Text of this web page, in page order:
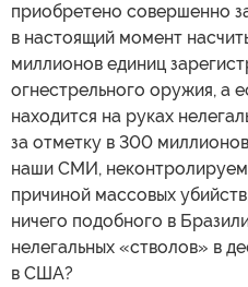
приобретено совершенно
в настоящий момент
миллионов единиц
огнестрельного оружия, а
находится на руках
за отметку в 300
наши СМИ,
причиной массовых
ничего подобного в
нелегальных «стволов» в
в США?